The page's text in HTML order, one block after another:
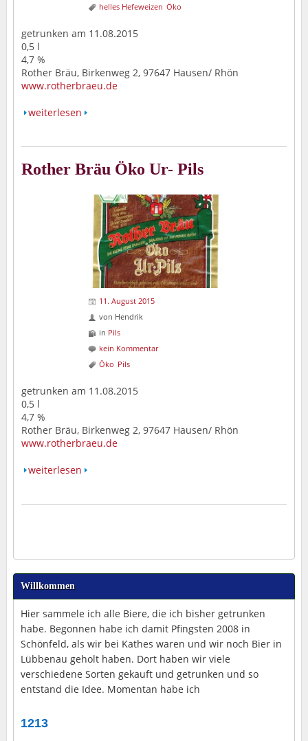
helles Hefeweizen Öko
getrunken am 11.08.2015
0,5 l
4,7 %
Rother Bräu, Birkenweg 2, 97647 Hausen/ Rhön
www.rotherbraeu.de
weiterlesen
Rother Bräu Öko Ur- Pils
11. August 2015
von Hendrik
in Pils
kein Kommentar
Öko Pils
getrunken am 11.08.2015
0,5 l
4,7 %
Rother Bräu, Birkenweg 2, 97647 Hausen/ Rhön
www.rotherbraeu.de
weiterlesen
Willkommen
Hier sammele ich alle Biere, die ich bisher getrunken
habe. Begonnen habe ich damit Pfingsten 2008 in
Schönfeld, als wir bei Kathes waren und wir noch Bier in
Lübbenau geholt haben. Dort haben wir viele
verschiedene Sorten gekauft und getrunken und so
entstand die Idee. Momentan habe ich
1213